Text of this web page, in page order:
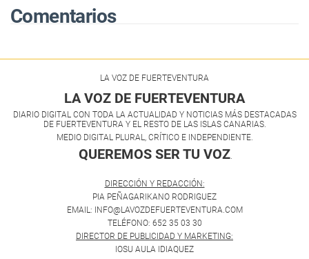
Comentarios
LA VOZ DE FUERTEVENTURA
LA VOZ DE FUERTEVENTURA
DIARIO DIGITAL CON TODA LA ACTUALIDAD Y NOTICIAS MÁS DESTACADAS
DE FUERTEVENTURA Y EL RESTO DE LAS ISLAS CANARIAS.
MEDIO DIGITAL PLURAL, CRÍTICO E INDEPENDIENTE.
QUEREMOS SER TU VOZ
DIRECCIÓN Y REDACCIÓN:
PIA PEÑAGARIKANO RODRIGUEZ
EMAIL: INFO@LAVOZDEFUERTEVENTURA.COM
TELÉFONO: 652 35 03 30
DIRECTOR DE PUBLICIDAD Y MARKETING:
IOSU AULA IDIAQUEZ